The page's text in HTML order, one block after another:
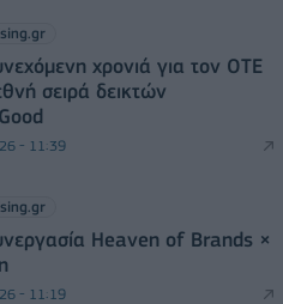
χρονιά για τον ΟΤΕ
σειρά δεικτών
- 11:39
Heaven of Brands ×
- 11:19